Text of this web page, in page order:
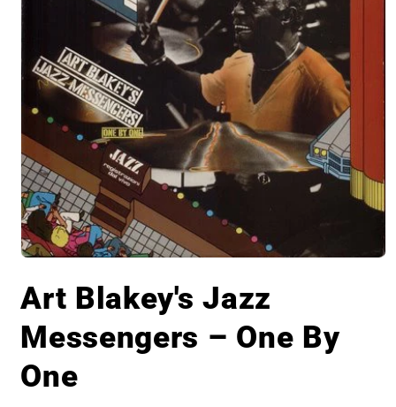
multimediali
1
finestra
modale
Art Blakey's Jazz
Messengers ‎– One By
One